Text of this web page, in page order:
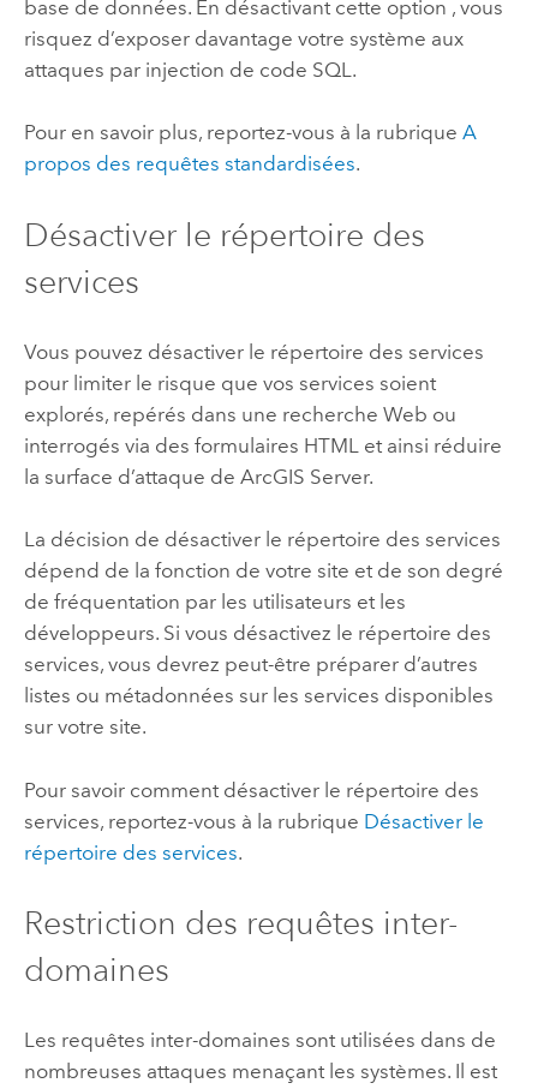
base de données. En désactivant cette option , vous
risquez d’exposer davantage votre système aux
attaques par injection de code SQL.
Pour en savoir plus, reportez-vous à la rubrique A
propos des requêtes standardisées.
Désactiver le répertoire des
services
Vous pouvez désactiver le répertoire des services
pour limiter le risque que vos services soient
explorés, repérés dans une recherche Web ou
interrogés via des formulaires HTML et ainsi réduire
la surface d’attaque de ArcGIS Server.
La décision de désactiver le répertoire des services
dépend de la fonction de votre site et de son degré
de fréquentation par les utilisateurs et les
développeurs. Si vous désactivez le répertoire des
services, vous devrez peut-être préparer d’autres
listes ou métadonnées sur les services disponibles
sur votre site.
Pour savoir comment désactiver le répertoire des
services, reportez-vous à la rubrique Désactiver le
répertoire des services.
Restriction des requêtes inter-
domaines
Les requêtes inter-domaines sont utilisées dans de
nombreuses attaques menaçant les systèmes. Il est